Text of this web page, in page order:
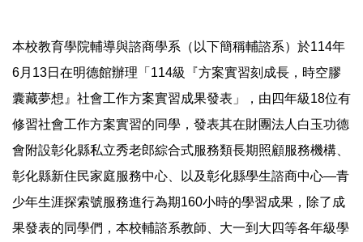
本校教育學院輔導與諮商學系（以下簡稱輔諮系）於114年
6月13日在明德館辦理「114級『方案實習刻成長，時空膠
囊藏夢想』社會工作方案實習成果發表」，由四年級18位有
修習社會工作方案實習的同學，發表其在財團法人白玉功德
會附設彰化縣私立秀老郎綜合式服務類長期照顧服務機構、
彰化縣新住民家庭服務中心、以及彰化縣學生諮商中心—青
少年生涯探索號服務進行為期160小時的學習成果，除了成
果發表的同學們，本校輔諮系教師、大一到大四等各年級學